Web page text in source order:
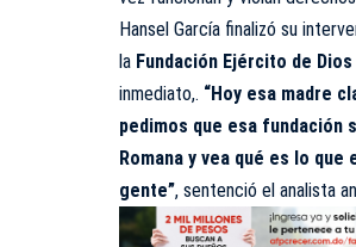
Hansel García finalizó su
la Fundación Ejército de Dios
inmediato,. “Hoy esa madre
pedimos que esa fundación
Romana y vea qué es lo que
gente”, sentenció el analista